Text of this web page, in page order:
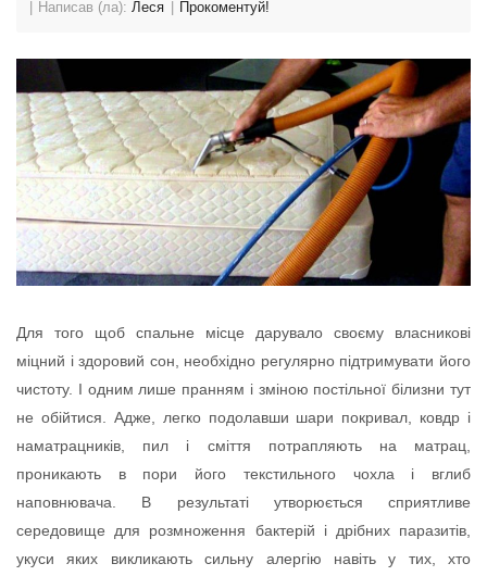
Написав (ла): Леся Прокоментуй!
Для того щоб спальне місце дарувало своєму власникові
міцний і здоровий сон, необхідно регулярно підтримувати його
чистоту. І одним лише пранням і зміною постільної білизни тут
не обійтися. Адже, легко подолавши шари покривал, ковдр і
наматрацників, пил і сміття потрапляють на матрац,
проникають в пори його текстильного чохла і вглиб
наповнювача. В результаті утворюється сприятливе
середовище для розмноження бактерій і дрібних паразитів,
укуси яких викликають сильну алергію навіть у тих, хто